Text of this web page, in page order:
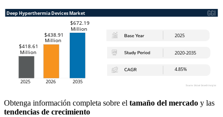
Obtenga información completa sobre el tamaño del mercado y las
tendencias de crecimiento